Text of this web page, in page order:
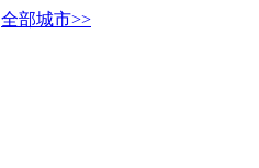
全部城市>>